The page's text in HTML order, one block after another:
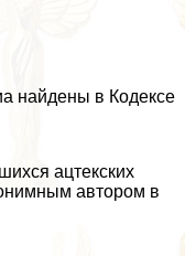
найдены в Кодексе
ацтекских
автором в